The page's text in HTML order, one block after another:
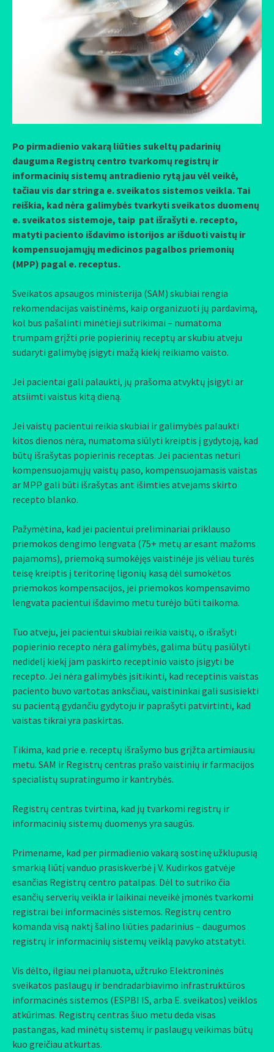
Po pirmadienio vakarą liūties sukeltų padarinių
dauguma Registrų centro tvarkomų registrų ir
informacinių sistemų antradienio rytą jau vėl veikė,
tačiau vis dar stringa e. sveikatos sistemos veikla. Tai
reiškia, kad nėra galimybės tvarkyti sveikatos duomenų
e. sveikatos sistemoje, taip pat išrašyti e. recepto,
matyti paciento išdavimo istorijos ar išduoti vaistų ir
kompensuojamųjų medicinos pagalbos priemonių
(MPP) pagal e. receptus.
Sveikatos apsaugos ministerija (SAM) skubiai rengia
rekomendacijas vaistinėms, kaip organizuoti jų pardavimą,
kol bus pašalinti minėtieji sutrikimai – numatoma
trumpam grįžti prie popierinių receptų ar skubiu atveju
sudaryti galimybę įsigyti mažą kiekį reikiamo vaisto.
Jei pacientai gali palaukti, jų prašoma atvyktų įsigyti ar
atsiimti vaistus kitą dieną.
Jei vaistų pacientui reikia skubiai ir galimybės palaukti
kitos dienos nėra, numatoma siūlyti kreiptis į gydytoją, kad
būtų išrašytas popierinis receptas. Jei pacientas neturi
kompensuojamųjų vaistų paso, kompensuojamasis vaistas
ar MPP gali būti išrašytas ant išimties atvejams skirto
recepto blanko.
Pažymėtina, kad jei pacientui preliminariai priklauso
priemokos dengimo lengvata (75+ metų ar esant mažoms
pajamoms), priemoką sumokėjęs vaistinėje jis vėliau turės
teisę kreiptis į teritorinę ligonių kasą dėl sumokėtos
priemokos kompensacijos, jei priemokos kompensavimo
lengvata pacientui išdavimo metu turėjo būti taikoma.
Tuo atveju, jei pacientui skubiai reikia vaistų, o išrašyti
popierinio recepto nėra galimybės, galima būtų pasiūlyti
nedidelį kiekį jam paskirto receptinio vaisto įsigyti be
recepto. Jei nėra galimybės įsitikinti, kad receptinis vaistas
paciento buvo vartotas anksčiau, vaistininkai gali susisiekti
su pacientą gydančiu gydytoju ir paprašyti patvirtinti, kad
vaistas tikrai yra paskirtas.
Tikima, kad prie e. receptų išrašymo bus grįžta artimiausiu
metu. SAM ir Registrų centras prašo vaistinių ir farmacijos
specialistų supratingumo ir kantrybės.
Registrų centras tvirtina, kad jų tvarkomi registrų ir
informacinių sistemų duomenys yra saugūs.
Primename, kad per pirmadienio vakarą sostinę užklupusią
smarkią liūtį vanduo prasiskverbė į V. Kudirkos gatvėje
esančias Registrų centro patalpas. Dėl to sutriko čia
esančių serverių veikla ir laikinai neveikė įmonės tvarkomi
registrai bei informacinės sistemos. Registrų centro
komanda visą naktį šalino liūties padarinius – daugumos
registrų ir informacinių sistemų veiklą pavyko atstatyti.
Vis dėlto, ilgiau nei planuota, užtruko Elektroninės
sveikatos paslaugų ir bendradarbiavimo infrastruktūros
informacinės sistemos (ESPBI IS, arba E. sveikatos) veiklos
atkūrimas. Registrų centras šiuo metu deda visas
pastangas, kad minėtų sistemų ir paslaugų veikimas būtų
kuo greičiau atkurtas.